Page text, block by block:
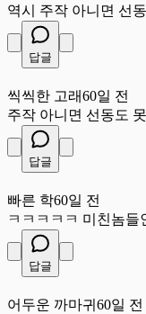
역시 주작 아니면 선
답글
씩씩한 고래60일 전
주작 아니면 선동도
답글
빠른 학60일 전
ㅋㅋㅋㅋㅋ 미친놈들
답글
어두운 까마귀 60일 전